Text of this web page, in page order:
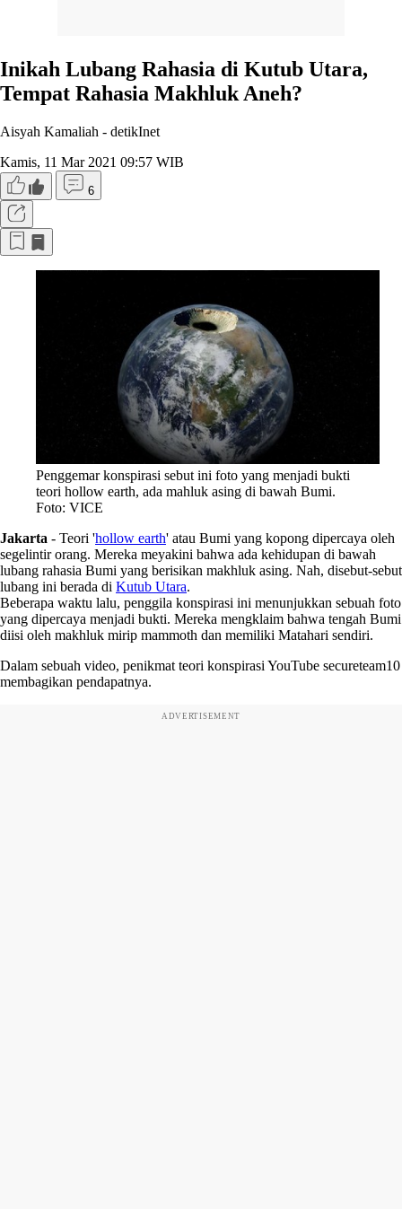
Inikah Lubang Rahasia di Kutub Utara,
Tempat Rahasia Makhluk Aneh?
Aisyah Kamaliah - detikInet
Kamis, 11 Mar 2021 09:57 WIB
6
Penggemar konspirasi sebut ini foto yang menjadi bukti
teori hollow earth, ada mahluk asing di bawah Bumi.
Foto: VICE
Jakarta - Teori 'hollow earth' atau Bumi yang kopong dipercaya oleh
segelintir orang. Mereka meyakini bahwa ada kehidupan di bawah
lubang rahasia Bumi yang berisikan makhluk asing. Nah, disebut-sebut
lubang ini berada di Kutub Utara.
Beberapa waktu lalu, penggila konspirasi ini menunjukkan sebuah foto
yang dipercaya menjadi bukti. Mereka mengklaim bahwa tengah Bumi
diisi oleh makhluk mirip mammoth dan memiliki Matahari sendiri.
Dalam sebuah video, penikmat teori konspirasi YouTube secureteam10
membagikan pendapatnya.
ADVERTISEMENT